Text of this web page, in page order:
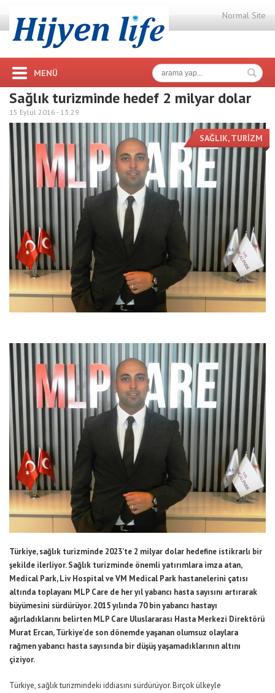
Normal Site
MENÜ
Sağlık turizminde hedef 2 milyar dolar
15 Eylül 2016 - 13:29
SAĞLIK,TURİZM
Türkiye, sağlık turizminde 2023’te 2 milyar dolar hedefine istikrarlı bir
şekilde ilerliyor. Sağlık turizminde önemli yatırımlara imza atan,
Medical Park, Liv Hospital ve VM Medical Park hastanelerini çatısı
altında toplayanı MLP Care de her yıl yabancı hasta sayısını artırarak
büyümesini sürdürüyor. 2015 yılında 70 bin yabancı hastayı
ağırladıklarını belirten MLP Care Uluslararası Hasta Merkezi Direktörü
Murat Ercan, Türkiye’de son dönemde yaşanan olumsuz olaylara
rağmen yabancı hasta sayısında bir düşüş yaşamadıklarının altını
çiziyor.
Türkiye, sağlık turizmindeki iddiasını sürdürüyor. Birçok ülkeyle